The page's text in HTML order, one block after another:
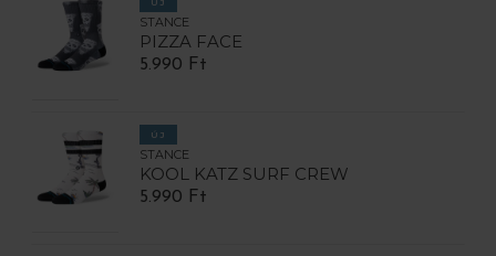
ÚJ
STANCE
PIZZA FACE
5.990 Ft
ÚJ
STANCE
KOOL KATZ SURF CREW
5.990 Ft